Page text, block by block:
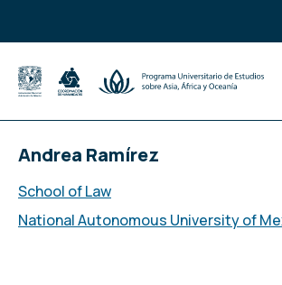
Andrea Ramírez
School of Law
National Autonomous University of